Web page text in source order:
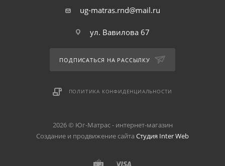
ug-matras.rnd@mail.ru
ул. Вавилова 67
ПОДПИСАТЬСЯ НА РАССЫЛКУ
ПОЛИТИКА КОНФИДЕНЦИАЛЬНОСТИ
2026 © Юг-Матрас - интернет-магазин
Создание и продвижение сайта Студия Inter Web